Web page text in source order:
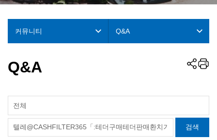
커뮤니티 Q&A
Q&A
전체
검색